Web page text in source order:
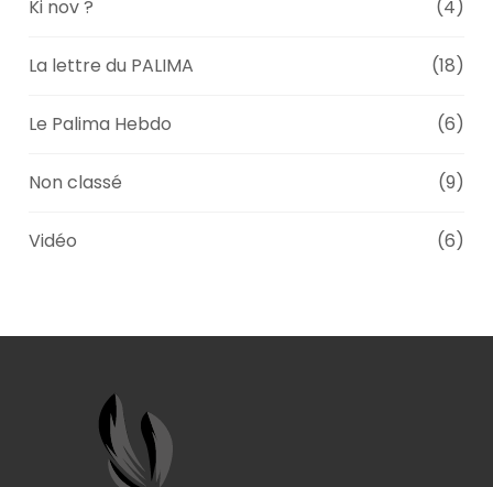
Ki nov ? (4)
La lettre du PALIMA (18)
Le Palima Hebdo (6)
Non classé (9)
Vidéo (6)